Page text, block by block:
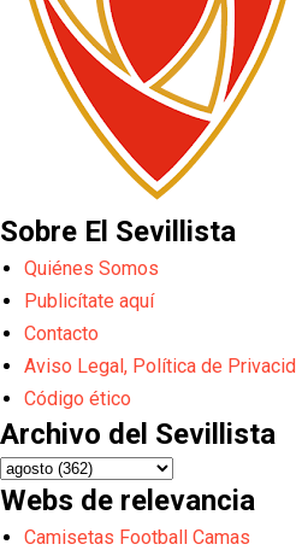
Sobre El Sevillista
Quiénes Somos
Publicítate aquí
Contacto
Aviso Legal, Política de
Código ético
Archivo del Sevillista
Webs de relevancia
Camisetas Football Camas